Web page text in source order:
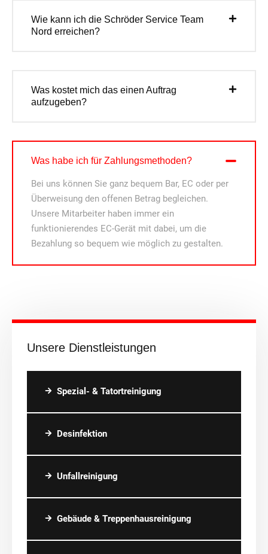
Unsere Dienstleistungen
Spezial- & Tatortreinigung
Desinfektion
Unfallreinigung
Gebäude & Treppenhausreinigung
Wie kann ich die Schröder Service Team
Nord erreichen?
Was kostet mich das einen Auftrag
aufzugeben?
Was habe ich für Zahlungsmethoden?
Bei uns können Sie ganz bequem Bar, EC oder per
Überweisung den offenen Betrag begleichen.
Unsere Mitarbeiter haben immer ein
funktionierendes EC-Gerät mit dabei, um die
Bezahlung so bequem wie möglich zu gestalten.